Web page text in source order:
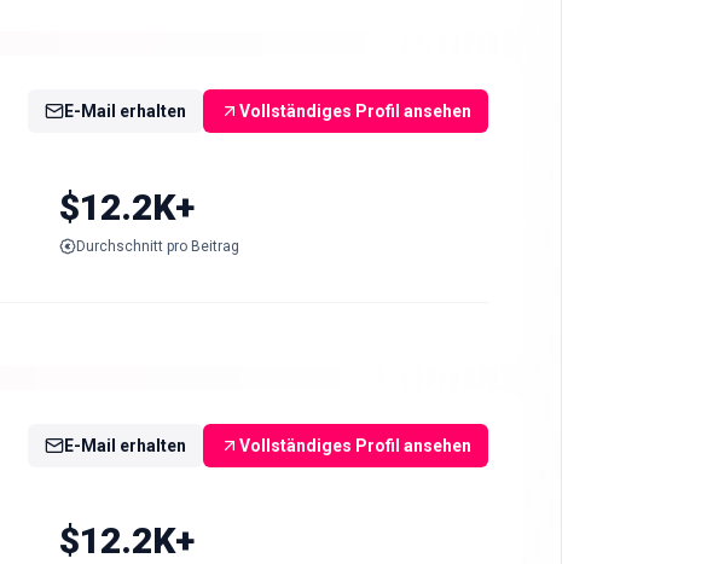
E-Mail erhalten Vollständiges Profil ansehen
$12.2K+
Durchschnitt pro Beitrag
E-Mail erhalten Vollständiges Profil ansehen
$12.2K+